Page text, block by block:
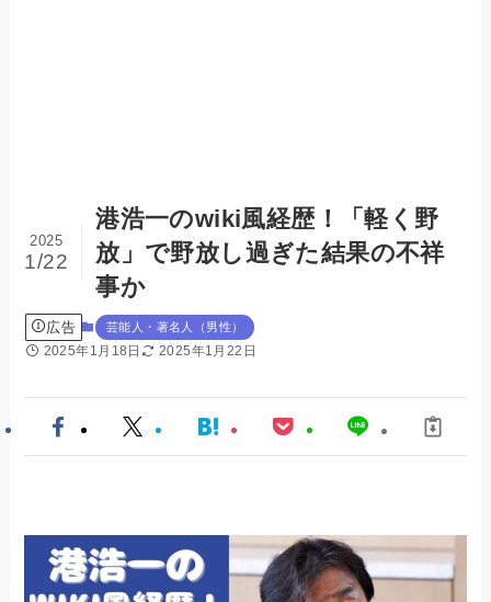
港浩一のwiki風経歴！「軽く野
放」で野放し過ぎた結果の不祥
事か
2025
1/22
広告 芸能人・著名人（男性）
2025年1月18日 2025年1月22日